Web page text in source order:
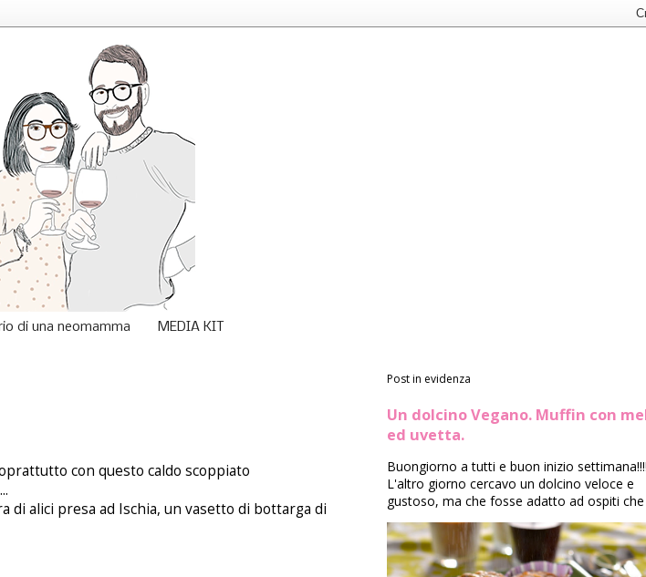
di una neomamma MEDIA KIT
con questo caldo scoppiato
alici presa ad Ischia, un vasetto di bottarga di
Post in evidenza
Un dolcino Vegano. Muffin con
ed uvetta.
Buongiorno a tutti e buon inizio
L'altro giorno cercavo un dolcino veloce e
gustoso, ma che fosse adatto ad ospiti che